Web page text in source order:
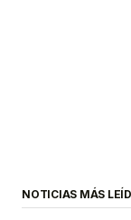
NOTICIAS MÁS